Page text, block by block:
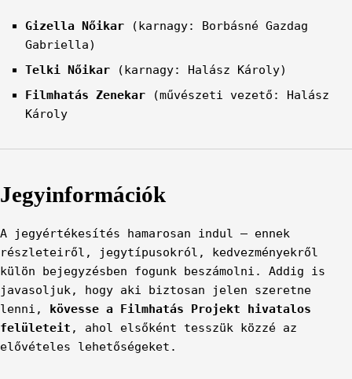
Gizella Nőikar (karnagy: Borbásné Gazdag
Gabriella)
Telki Nőikar (karnagy: Halász Károly)
Filmhatás Zenekar (művészeti vezető: Halász
Károly
Jegyinformációk
A jegyértékesítés hamarosan indul – ennek
részleteiről, jegytípusokról, kedvezményekről
külön bejegyzésben fogunk beszámolni. Addig is
javasoljuk, hogy aki biztosan jelen szeretne
lenni, kövesse a Filmhatás Projekt hivatalos
felületeit , ahol elsőként tesszük közzé az
elővételes lehetőségeket.